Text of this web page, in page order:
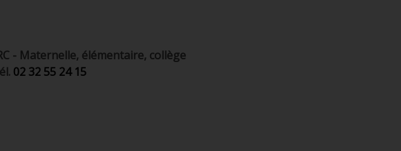
- Maternelle, élémentaire, collège
02 32 55 24 15